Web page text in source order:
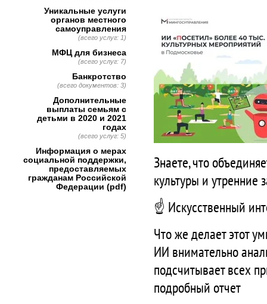
Знаете, что
культуры и утренние
☝️ Искусственный
Что же делает этот
ИИ внимательно
подсчитывает всех
подробный отчет
Уникальные услуги
органов местного
самоуправления
(всего услуг: 1)
МФЦ для бизнеса
(всего услуг: 7)
Банкротство
(всего документов: 3)
Дополнительные
выплаты семьям с
детьми в 2020 и 2021
годах
(всего услуг: 5)
Информация о мерах
социальной поддержки,
предоставляемых
гражданам Российской
Федерации (pdf)